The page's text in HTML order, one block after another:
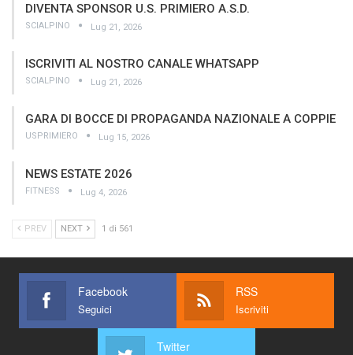
DIVENTA SPONSOR U.S. PRIMIERO A.S.D.
SCIALPINO Lug 21, 2026
ISCRIVITI AL NOSTRO CANALE WHATSAPP
SCIALPINO Lug 21, 2026
GARA DI BOCCE DI PROPAGANDA NAZIONALE A COPPIE
USPRIMIERO Lug 15, 2026
NEWS ESTATE 2026
FITNESS Lug 4, 2026
PREV NEXT 1 di 561
Facebook
Seguici
RSS
Iscriviti
Twitter